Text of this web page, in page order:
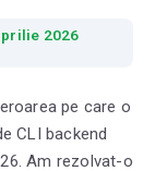
2026
pe care o
CLI backend
Am rezolvat-o